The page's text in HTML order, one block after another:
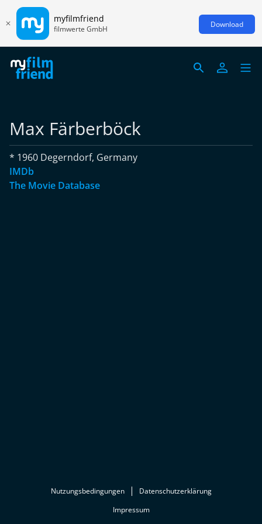
myfilmfriend
filmwerte GmbH Download
Max Färberböck
* 1960 Degerndorf, Germany
IMDb
The Movie Database
Nutzungsbedingungen
Datenschutzerklärung
Impressum